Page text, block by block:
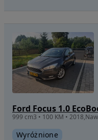
Ford Focus 1.0
999 cm3 • 100 KM •
Wyróżnione